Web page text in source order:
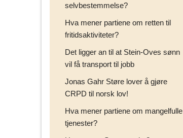
selvbestemmelse?
Hva mener partiene om retten til
fritidsaktiviteter?
Det ligger an til at Stein-Oves sønn
vil få transport til jobb
Jonas Gahr Støre lover å gjøre
CRPD til norsk lov!
Hva mener partiene om mangelfulle
tjenester?